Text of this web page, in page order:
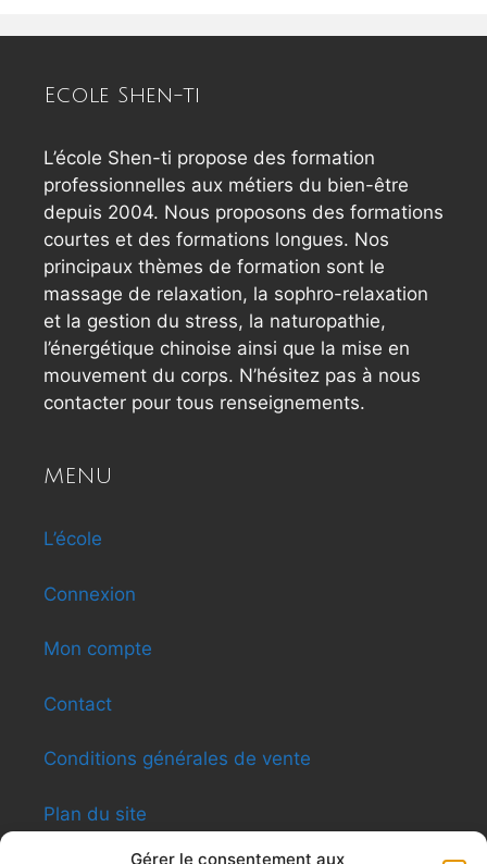
Gérer le consentement aux
Ecole Shen-ti
L’école Shen-ti propose des formation
professionnelles aux métiers du bien-être
depuis 2004. Nous proposons des formations
courtes et des formations longues. Nos
principaux thèmes de formation sont le
massage de relaxation, la sophro-relaxation
et la gestion du stress, la naturopathie,
l’énergétique chinoise ainsi que la mise en
mouvement du corps. N’hésitez pas à nous
contacter pour tous renseignements.
MENU
L’école
Connexion
Mon compte
Contact
Conditions générales de vente
Plan du site